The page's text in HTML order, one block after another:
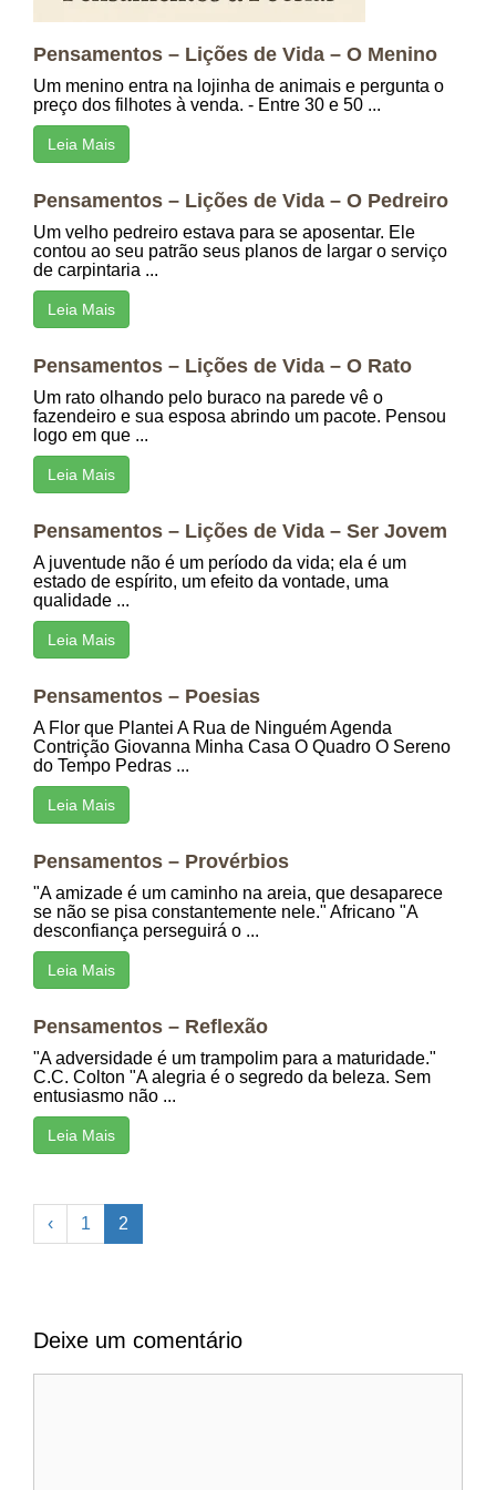
Pensamentos – Lições de Vida – O Menino
Um menino entra na lojinha de animais e pergunta o
preço dos filhotes à venda. - Entre 30 e 50 ...
Leia Mais
Pensamentos – Lições de Vida – O Pedreiro
Um velho pedreiro estava para se aposentar. Ele
contou ao seu patrão seus planos de largar o serviço
de carpintaria ...
Leia Mais
Pensamentos – Lições de Vida – O Rato
Um rato olhando pelo buraco na parede vê o
fazendeiro e sua esposa abrindo um pacote. Pensou
logo em que ...
Leia Mais
Pensamentos – Lições de Vida – Ser Jovem
A juventude não é um período da vida; ela é um
estado de espírito, um efeito da vontade, uma
qualidade ...
Leia Mais
Pensamentos – Poesias
A Flor que Plantei A Rua de Ninguém Agenda
Contrição Giovanna Minha Casa O Quadro O Sereno
do Tempo Pedras ...
Leia Mais
Pensamentos – Provérbios
"A amizade é um caminho na areia, que desaparece
se não se pisa constantemente nele." Africano "A
desconfiança perseguirá o ...
Leia Mais
Pensamentos – Reflexão
"A adversidade é um trampolim para a maturidade."
C.C. Colton "A alegria é o segredo da beleza. Sem
entusiasmo não ...
Leia Mais
‹ 1 2
Deixe um comentário